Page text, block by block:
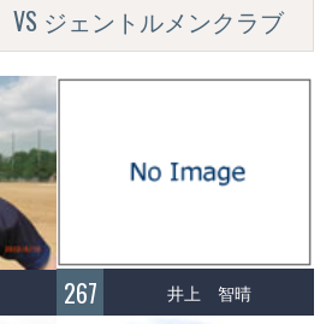
VS ジェントルメンクラブ
267 井上 智晴